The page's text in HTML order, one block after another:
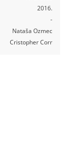
2016.
-
Nataša Ozmec
Cristopher Corr